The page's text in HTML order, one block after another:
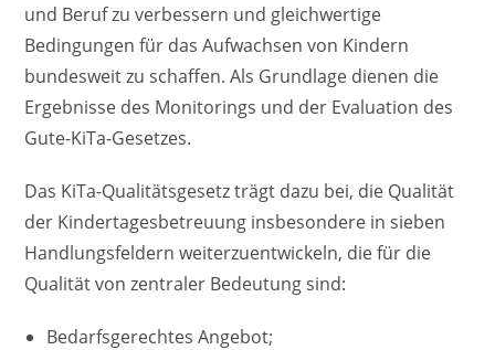
und Beruf zu verbessern und gleichwertige
Bedingungen für das Aufwachsen von Kindern
bundesweit zu schaffen. Als Grundlage dienen die
Ergebnisse des Monitorings und der Evaluation des
Gute-KiTa-Gesetzes.
Das KiTa-Qualitätsgesetz trägt dazu bei, die Qualität
der Kindertagesbetreuung insbesondere in sieben
Handlungsfeldern weiterzuentwickeln, die für die
Qualität von zentraler Bedeutung sind:
Bedarfsgerechtes Angebot;